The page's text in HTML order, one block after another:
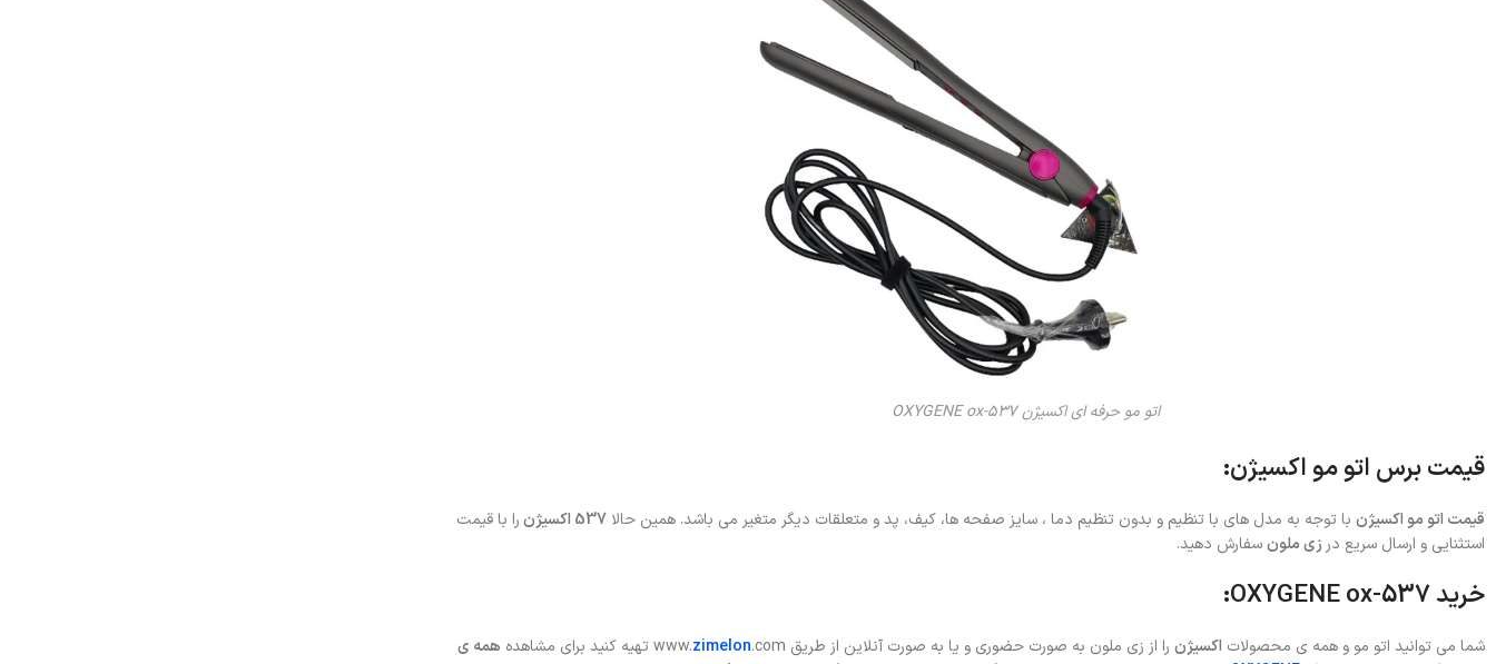
اتو مو حرفه ای اکسیژن OXYGENE ox-537
قیمت برس اتو مو اکسیژن:
قیمت اتو مو اکسیژن با توجه به مدل های با تنظیم و بدون تنظیم دما ، سایز صفحه ها، کیف، پد و متعلقات دیگر متغیر می باشد. همین حالا 537 اکسیژن
را با قیمت
استثنایی و ارسال سریع در زی ملونسفارش دهید.
خرید OXYGENE ox-537:
شما می توانید اتو مو و همه ی محصولات اکسیژن را از زی ملون به صورت حضوری و یا به صورت آنلاین از طریق www. zimelon.com تهیه کنید برای مشاهده
همه ی